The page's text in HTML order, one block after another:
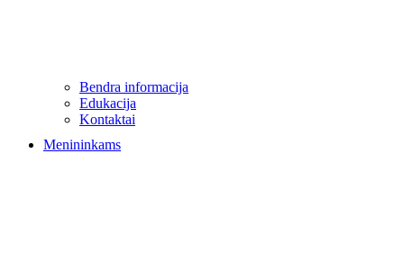
Bendra informacija
Edukacija
Kontaktai
Menininkams